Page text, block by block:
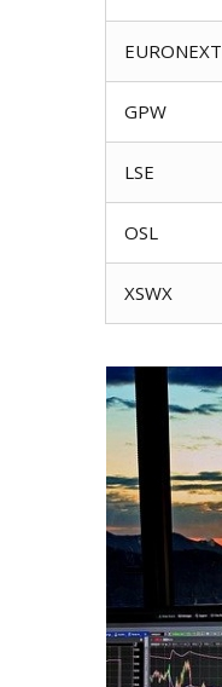
EURONEXT
GPW
LSE
OSL
XSWX